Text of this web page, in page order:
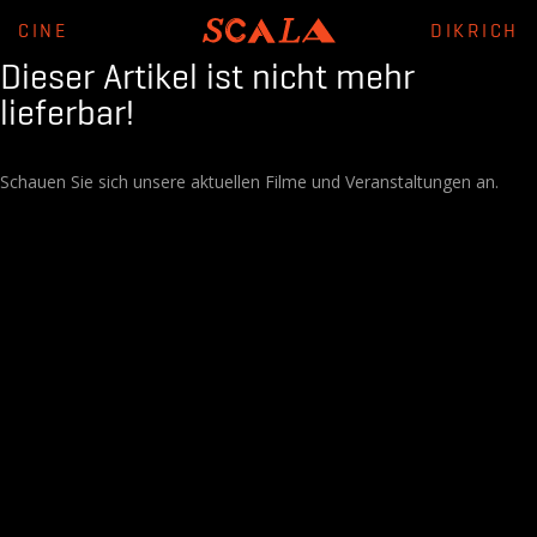
CINE DIKRICH
Dieser Artikel ist nicht mehr
lieferbar!
Schauen Sie sich unsere aktuellen Filme und Veranstaltungen an.